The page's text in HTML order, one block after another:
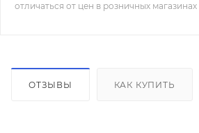
отличаться от цен в розничных магазинах
ОТЗЫВЫ КАК КУПИТЬ